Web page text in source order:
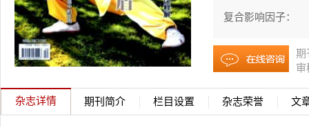
复合影响因子：
期
审
杂志详情 期刊简介 栏目设置 杂志荣誉 文